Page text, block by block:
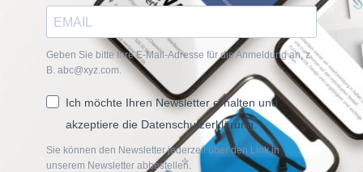
Geben Sie bitte Ihre E-Mail-Adresse für die Anmeldung an, z.
B. abc@xyz.com.
Ich möchte Ihren Newsletter erhalten und
akzeptiere die Datenschutzerklärung.
Sie können den Newsletter jederzeit über den Link in
unserem Newsletter abbestellen.